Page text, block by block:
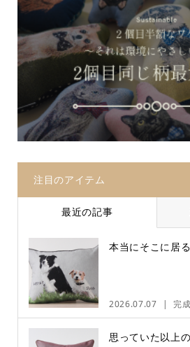
注目のアイテム
最近の記事
本当にそこに居
2026.07.07 完
思っていた以上